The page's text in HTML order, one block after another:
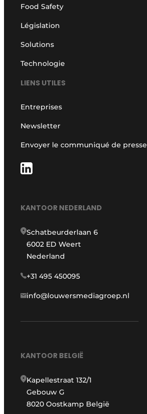
Food Safety
Législation
Solutions
Technologie
LIENS UTILES
Entreprises
Newsletter
Envoyer le communiqué de presse
KANTOOR NEDERLAND
Schatbeurderlaan 6
6002 ED Weert
Nederland
+31 495 450095
info@louwersmediagroep.nl
KANTOOR BELGIË
Kapellestraat 132/1
Gebouw G
8020 Oostkamp België